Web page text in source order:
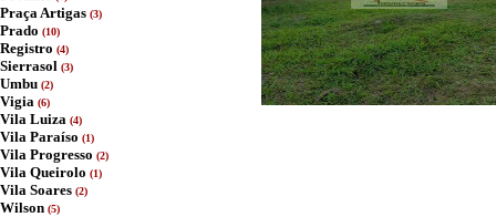
Praça Artigas (3)
Prado (10)
Registro (4)
Sierrasol (3)
Umbu (2)
Vigia (6)
Vila Luiza (4)
Vila Paraíso (1)
Vila Progresso (2)
Vila Queirolo (1)
Vila Soares (2)
Wilson (5)